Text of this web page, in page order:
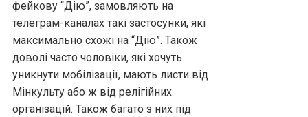
фейкову “Дію”, замовляють на
телеграм-каналах такі застосунки, які
максимально схожі на “Дію”. Також
доволі часто чоловіки, які хочуть
уникнути мобілізації, мають листи від
Мінкульту або ж від релігійних
організацій. Також багато з них під